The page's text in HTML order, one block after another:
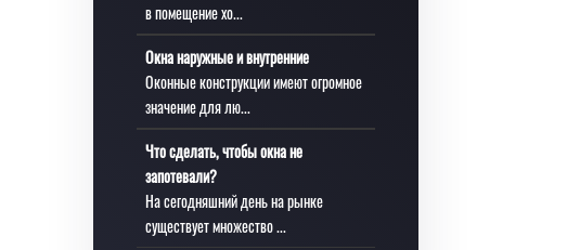
в помещение хо...
Окна наружные и внутренние
Оконные конструкции имеют огромное
значение для лю...
Что сделать, чтобы окна не
запотевали?
На сегодняшний день на рынке
существует множество ...